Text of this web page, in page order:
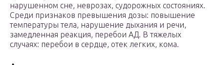
нарушенном сне, неврозах, судорожных состояниях.
Среди признаков превышения дозы: повышение
температуры тела, нарушение дыхания и речи,
замедленная реакция, перебои АД. В тяжелых
случаях: перебои в сердце, отек легких, кома.